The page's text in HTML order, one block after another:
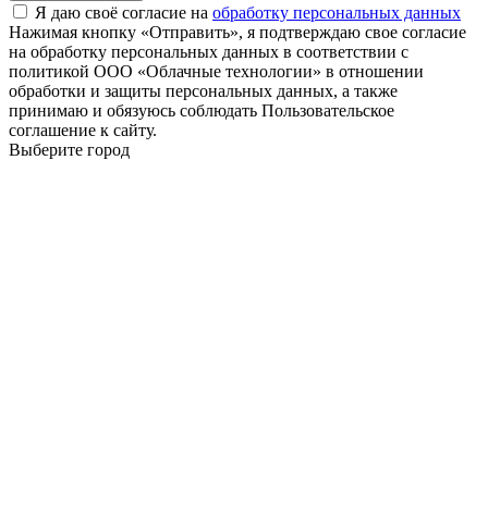
Я даю своё согласие на обработку персональных данных
Нажимая кнопку «Отправить», я подтверждаю свое согласие
на обработку персональных данных в соответствии с
политикой ООО «Облачные технологии» в отношении
обработки и защиты персональных данных, а также
принимаю и обязуюсь соблюдать Пользовательское
соглашение к сайту.
Выберите город